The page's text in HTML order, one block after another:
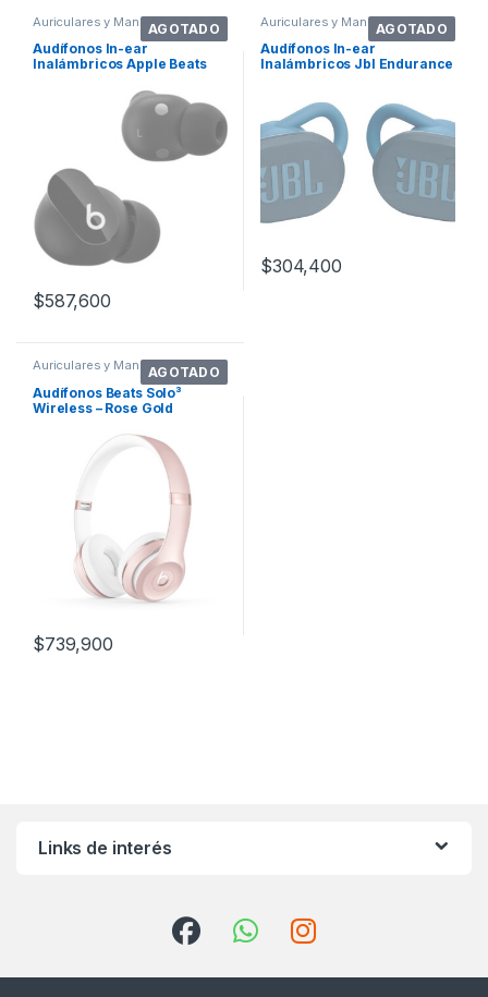
AGOTADO
Auriculares y Manos Libres
Audífonos In-ear
Inalámbricos Apple Beats
$587,600
AGOTADO
Auriculares y Manos Libres
Audífonos In-ear
Inalámbricos Jbl Endurance
$304,400
AGOTADO
Auriculares y Manos Libres
Audífonos Beats Solo³
Wireless – Rose Gold
$739,900
Links de interés